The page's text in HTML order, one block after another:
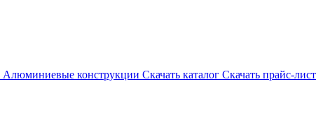
Алюминиевые конструкции Скачать каталог Скачать прайс-лист